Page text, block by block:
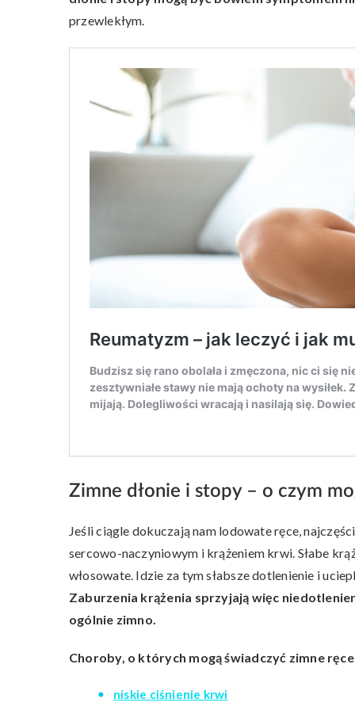
przewlekłym.
Zimne dłonie i stopy – o czym
Jeśli ciągle dokuczają nam lodowate ręce,
sercowo-naczyniowym i krążeniem krwi. Słabe
włosowate. Idzie za tym słabsze dotlenienie i
Zaburzenia krążenia sprzyjają więc
ogólnie zimno.
Choroby, o których mogą świadczyć zimne
niskie ciśnienie krwi